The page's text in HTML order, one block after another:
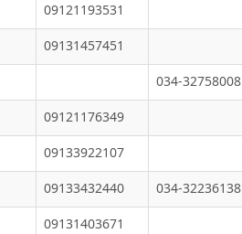
09121193531
09131457451
034-32758008
09121176349
09133922107
034-32236138
09133432440
09131403671